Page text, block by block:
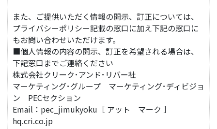
また、ご提供いただく情報の開示、訂正については、
プライバシーポリシー記載の窓口に加え下記の窓口に
もお問い合わせいただけます。
■個人情報の内容の開示、訂正を希望される場合は、
下記窓口までご連絡ください
株式会社クリーク･アンド･リバー社
マーケティング･グループ マーケティング･ディビジョ
ン PECセクション
Email：pec_jimukyoku［ アット マーク ］
hq.cri.co.jp